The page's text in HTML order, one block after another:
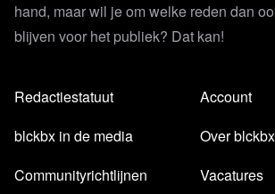
hand, maar wil je om welke reden dan
blijven voor het publiek? Dat kan!
Redactiestatuut
blckbx in de media
Communityrichtlijnen
Account
Over blckbx
Vacatures